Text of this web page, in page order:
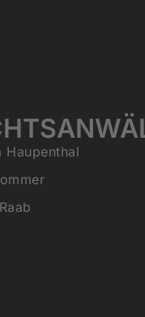
Haupenthal